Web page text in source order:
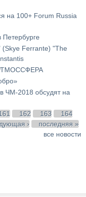
на 100+ Forum Russia
Петербурге
(Skye Ferrante) "The
ЧМ-2018 обсудят на
162 163
164
›
последняя »
все новости